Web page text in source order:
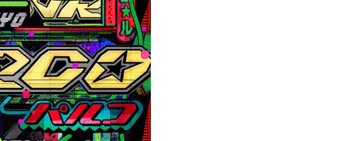
を
読
み
込
み
中
で
す